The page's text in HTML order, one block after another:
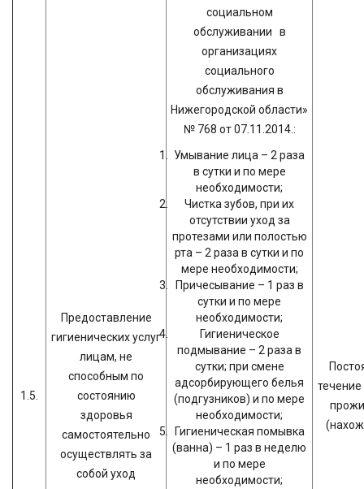
1.5.
Предоставление
гигиенических услуг
лицам, не
способным по
состоянию
здоровья
самостоятельно
осуществлять за
собой уход
социальном
обслуживании в
организациях
социального
обслуживания в
Нижегородской области»
№ 768 от 07.11.2014.:
Умывание лица – 2 раза
в сутки и по мере
необходимости;
Чистка зубов, при их
отсутствии уход за
протезами или полостью
рта – 2 раза в сутки и по
мере необходимости;
Причесывание – 1 раз в
сутки и по мере
необходимости;
Гигиеническое
подмывание – 2 раза в
сутки; при смене
адсорбирующего белья
(подгузников) и по мере
необходимости;
Гигиеническая помывка
(ванна) – 1 раз в неделю
и по мере
необходимости;